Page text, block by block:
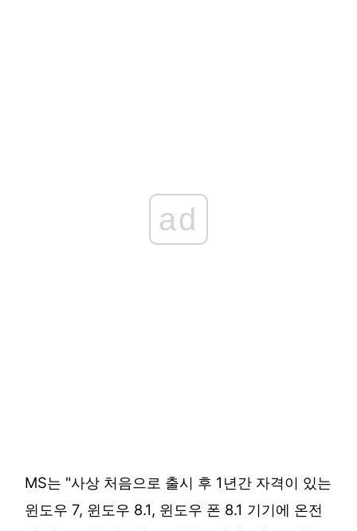
ad
MS는 "사상 처음으로 출시 후 1년간 자격이 있는
윈도우 7, 윈도우 8.1, 윈도우 폰 8.1 기기에 온전